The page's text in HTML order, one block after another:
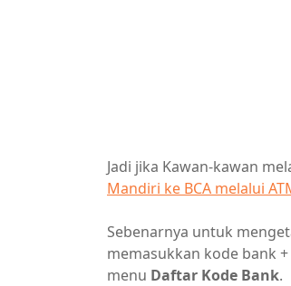
Jadi jika Kawan-kawan
Mandiri ke BCA melalui
Sebenarnya untuk
memasukkan kode bank
menu Daftar Kode Bank.